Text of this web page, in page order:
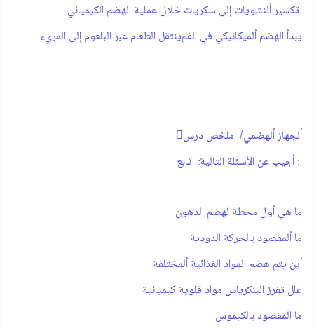
تكسير ألنشويات إلى سكريات خلال عملية الهضم الكيميائي‫
يبدأ الهضم ألميكانيكي في الفم‫‪ ينتقل الطعام عبر البلعوم إلى المريء
‫‪ ملخص درس ‪ /ألجهاز ألهضمي
‫‪تابع ‪ :أجيب عن الأسئلة التالية ‪:
‫ما هي أول محطة لهضم الدهون
‫ما ألمقصود بالحركة الدودية
‫أين يتم هضم المواد الغذائية ألمختلفة
‫علل تفرز البنكرياس مواد قلوية كيميائية
‫ما المقصود بالكيموس